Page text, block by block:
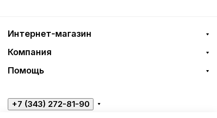
Интернет-магазин
Компания
Помощь
+7 (343) 272-81-90